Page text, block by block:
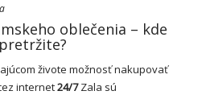
oblečenia – kde
živote možnosť nakupovať
internet24/7Zala sú